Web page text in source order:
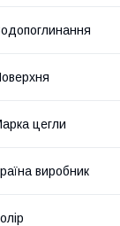
цегли
виробник